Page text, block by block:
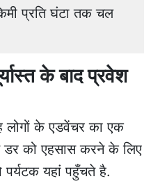
प्रति घंटा तक चल
के बाद प्रवेश
लोगों के एडवेंचर का एक
डर को एहसास करने के लिए
पर्यटक यहां पहुँचते है.